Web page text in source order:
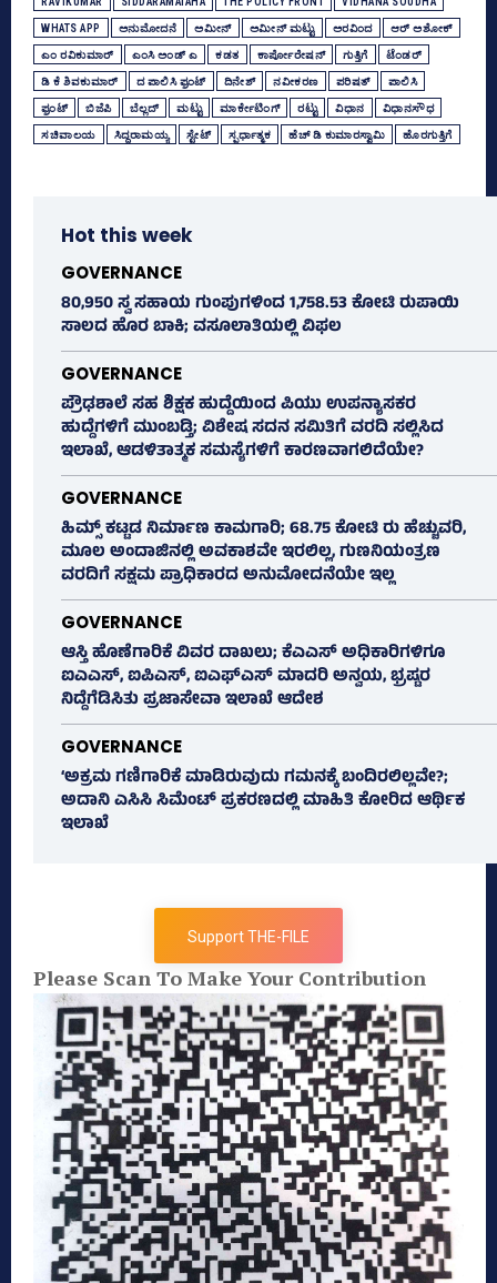
WHATS APP ಅನುಮೋದನೆ ಅಮೀನ್‌ ಅಮೀನ್‌ ಮಟ್ಟು ಅರವಿಂದ ಆರ್‌ ಅಶೋಕ್‌
ಎಂ ರವಿಕುಮಾರ್‌ ಎಂಸಿ ಅಂಡ್‌ ಎ ಕಡತ ಕಾರ್ಪೋರೇಷನ್‌ ಗುತ್ತಿಗೆ ಟೆಂಡರ್‌
ಡಿ ಕೆ ಶಿವಕುಮಾರ್ ದ ಪಾಲಿಸಿ ಫ್ರಂಟ್‌ ದಿನೇಶ್‌ ನವೀಕರಣ ಪರಿಷತ್‌ ಪಾಲಿಸಿ
ಫ್ರಂಟ್‌ ಬಿಜೆಪಿ ಬೆಲ್ಲದ್‌ ಮಟ್ಟು ಮಾರ್ಕೇಟಿಂಗ್‌ ರಟ್ಟು ವಿಧಾನ ವಿಧಾನಸೌಧ
ಸಚಿವಾಲಯ ಸಿದ್ದರಾಮಯ್ಯ ಸ್ಟೇಟ್ ಸ್ಪರ್ಧಾತ್ಮಕ ಹೆಚ್‌ ಡಿ ಕುಮಾರಸ್ವಾಮಿ ಹೊರಗುತ್ತಿಗೆ
Hot this week
GOVERNANCE
80,950 ಸ್ವ ಸಹಾಯ ಗುಂಪುಗಳಿಂದ 1,758.53 ಕೋಟಿ ರುಪಾಯಿ
ಸಾಲದ ಹೊರ ಬಾಕಿ; ವಸೂಲಾತಿಯಲ್ಲಿ ವಿಫಲ
GOVERNANCE
ಪ್ರೌಢಶಾಲೆ ಸಹ ಶಿಕ್ಷಕ ಹುದ್ದೆಯಿಂದ ಪಿಯು ಉಪನ್ಯಾಸಕರ
ಹುದ್ದೆಗಳಿಗೆ ಮುಂಬಡ್ತಿ; ವಿಶೇಷ ಸದನ ಸಮಿತಿಗೆ ವರದಿ ಸಲ್ಲಿಸಿದ
ಇಲಾಖೆ, ಆಡಳಿತಾತ್ಮಕ ಸಮಸ್ಯೆಗಳಿಗೆ ಕಾರಣವಾಗಲಿದೆಯೇ?
GOVERNANCE
ಹಿಮ್ಸ್‌ ಕಟ್ಟಡ ನಿರ್ಮಾಣ ಕಾಮಗಾರಿ; 68.75 ಕೋಟಿ ರು ಹೆಚ್ಚುವರಿ,
ಮೂಲ ಅಂದಾಜಿನಲ್ಲಿ ಅವಕಾಶವೇ ಇರಲಿಲ್ಲ, ಗುಣನಿಯಂತ್ರಣ
ವರದಿಗೆ ಸಕ್ಷಮ ಪ್ರಾಧಿಕಾರದ ಅನುಮೋದನೆಯೇ ಇಲ್ಲ
GOVERNANCE
ಆಸ್ತಿ ಹೊಣೆಗಾರಿಕೆ ವಿವರ ದಾಖಲು; ಕೆಎಎಸ್ ಅಧಿಕಾರಿಗಳಿಗೂ
ಐಎಎಸ್‌, ಐಪಿಎಸ್‌, ಐಎಫ್‌ಎಸ್‌ ಮಾದರಿ ಅನ್ವಯ, ಭ್ರಷ್ಟರ
ನಿದ್ದೆಗೆಡಿಸಿತು ಪ್ರಜಾಸೇವಾ ಇಲಾಖೆ ಆದೇಶ
GOVERNANCE
‘ಅಕ್ರಮ ಗಣಿಗಾರಿಕೆ ಮಾಡಿರುವುದು ಗಮನಕ್ಕೆ ಬಂದಿರಲಿಲ್ಲವೇ?;
ಅದಾನಿ ಎಸಿಸಿ ಸಿಮೆಂಟ್ ಪ್ರಕರಣದಲ್ಲಿ ಮಾಹಿತಿ ಕೋರಿದ ಆರ್ಥಿಕ
ಇಲಾಖೆ
Support THE-FILE
Please Scan To Make Your Contribution